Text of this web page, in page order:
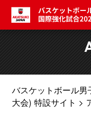
バスケットボール
大会) 特設サイト